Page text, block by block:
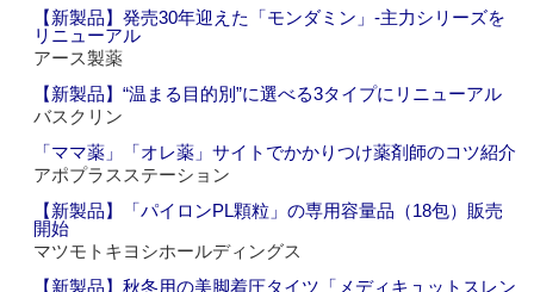
【新製品】発売30年迎えた「モンダミン」‐主力シリーズを
リニューアル
アース製薬
【新製品】“温まる目的別”に選べる3タイプにリニューアル
バスクリン
「ママ薬」「オレ薬」サイトでかかりつけ薬剤師のコツ紹介
アポプラスステーション
【新製品】「パイロンPL顆粒」の専用容量品（18包）販売
開始
マツモトキヨシホールディングス
【新製品】秋冬用の美脚着圧タイツ「メディキュットスレン